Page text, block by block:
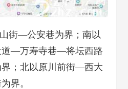
街—公安巷为界；南以
—万寿寺巷—将坛西路
；北以原川前街—西大
界。